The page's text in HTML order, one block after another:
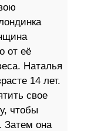
от её
Наталья
14 лет.
свое
чтобы
Затем она